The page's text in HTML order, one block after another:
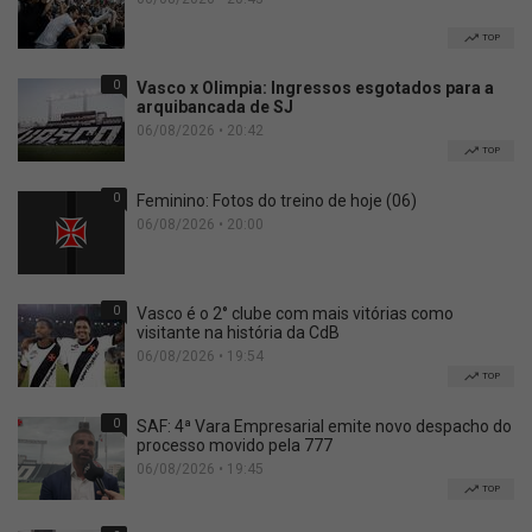
TOP
0
Vasco x Olimpia: Ingressos esgotados para a
arquibancada de SJ
06/08/2026 • 20:42
TOP
0 Feminino: Fotos do treino de hoje (06)
06/08/2026 • 20:00
0
Vasco é o 2° clube com mais vitórias como
visitante na história da CdB
06/08/2026 • 19:54
TOP
0
SAF: 4ª Vara Empresarial emite novo despacho do
processo movido pela 777
06/08/2026 • 19:45
TOP